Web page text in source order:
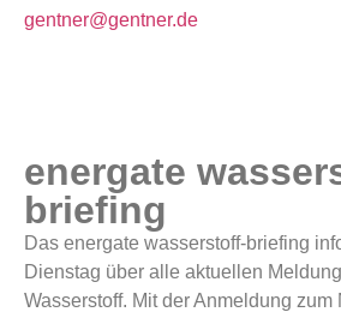
gentner@gentner.de
energate
briefing
Das energate wasserstoff-briefing
Dienstag über alle aktuellen
Wasserstoff. Mit der Anmeldung zum